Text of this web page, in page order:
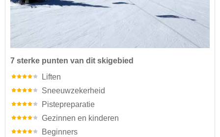
7 sterke punten van dit skigebied
Liften
Sneeuwzekerheid
Pistepreparatie
Gezinnen en kinderen
Beginners